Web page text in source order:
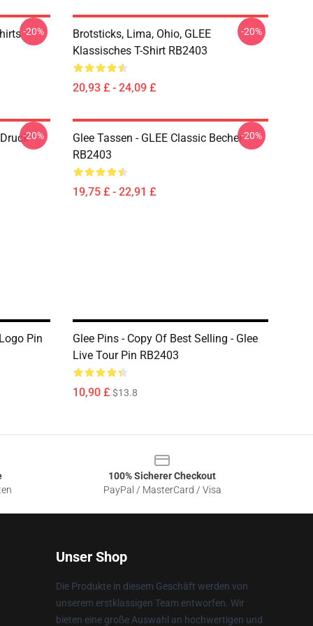
-20%
Brotsticks, Lima, Ohio, GLEE
Klassisches T-Shirt RB2403
20,93 £ - 24,09 £
-20%
-20%
Glee Tassen - GLEE Classic Becher
RB2403
19,75 £ - 22,91 £
-20%
Pin
Glee Pins - Copy Of Best Selling - Glee
Live Tour Pin RB2403
10,90 £ $13.8
100% Sicherer Checkout
PayPal / MasterCard / Visa
Unser Shop
Die Produkte in diesem Geschäft werden von
unserem erstklassigen Team entworfen. Wir
bieten eine große Auswahl an hochwertigen und